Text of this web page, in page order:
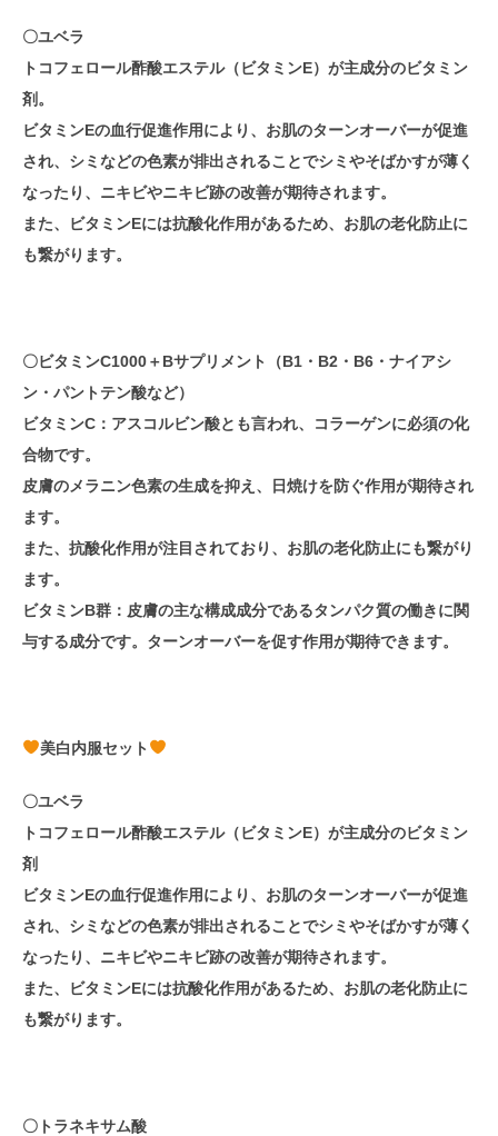
〇ユベラ
トコフェロール酢酸エステル（ビタミンE）が主成分のビタミン
剤。
ビタミンEの血行促進作用により、お肌のターンオーバーが促進
され、シミなどの色素が排出されることでシミやそばかすが薄く
なったり、ニキビやニキビ跡の改善が期待されます。
また、ビタミンEには抗酸化作用があるため、お肌の老化防止に
も繋がります。
〇ビタミンC1000＋Bサプリメント（B1・B2・B6・ナイアシ
ン・パントテン酸など）
ビタミンC： アスコルビン酸とも言われ、コラーゲンに必須の化
合物です。
皮膚のメラニン色素の生成を抑え、日焼けを防ぐ作用が期待され
ます。
また、抗酸化作用が注目されており、お肌の老化防止にも繋がり
ます。
ビタミンB群 ：皮膚の主な構成成分であるタンパク質の働きに関
与する成分です。ターンオーバーを促す作用が期待できます。
美白内服セット
〇ユベラ
トコフェロール酢酸エステル（ビタミンE）が主成分のビタミン
剤
ビタミンEの血行促進作用により、お肌のターンオーバーが促進
され、シミなどの色素が排出されることでシミやそばかすが薄く
なったり、ニキビやニキビ跡の改善が期待されます。
また、ビタミンEには抗酸化作用があるため、お肌の老化防止に
も繋がります。
〇トラネキサム酸